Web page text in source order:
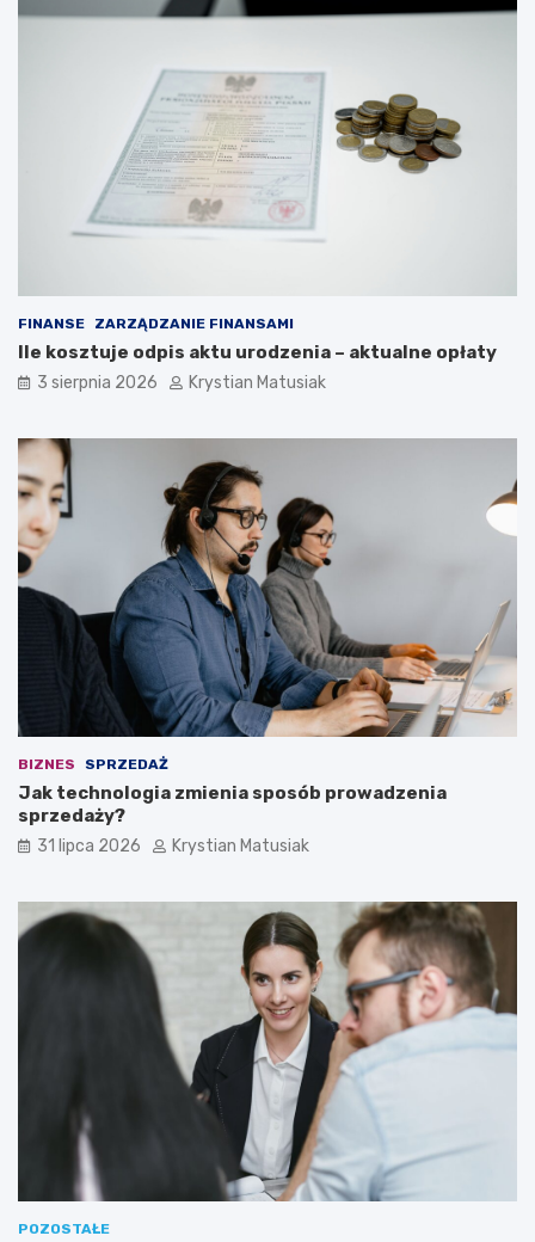
FINANSE ZARZĄDZANIE FINANSAMI
Ile kosztuje odpis aktu urodzenia – aktualne opłaty
3 sierpnia 2026 Krystian Matusiak
BIZNES SPRZEDAŻ
Jak technologia zmienia sposób prowadzenia
sprzedaży?
31 lipca 2026 Krystian Matusiak
POZOSTAŁE